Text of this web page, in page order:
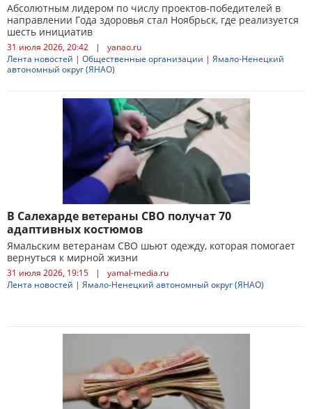
Абсолютным лидером по числу проектов-победителей в
направлении Года здоровья стал Ноябрьск, где реализуется
шесть инициатив
31 июля 2026, 20:42 |
yanao.ru
Лента новостей | Общественные организации | Ямало-Ненецкий
автономный округ (ЯНАО)
В Салехарде ветераны СВО получат 70
адаптивных костюмов
Ямальским ветеранам СВО шьют одежду, которая помогает
вернуться к мирной жизни
31 июля 2026, 19:15 |
yamal-media.ru
Лента новостей | Ямало-Ненецкий автономный округ (ЯНАО)